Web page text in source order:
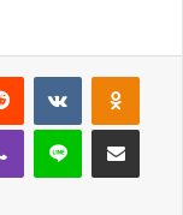
Reddit VKontakte
Viber Line E-Posta ile